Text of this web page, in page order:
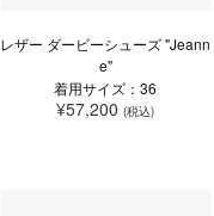
レザー ダービーシューズ "Jeann
e"
着用サイズ：36
¥57,200(税込)